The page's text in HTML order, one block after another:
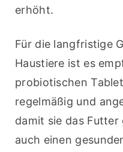
erhöht.
Für die langfristige
Haustiere ist es
probiotischen
regelmäßig und
damit sie das
auch einen